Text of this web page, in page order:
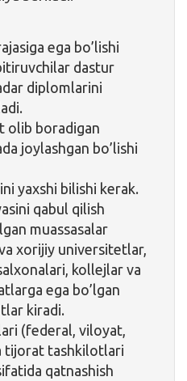
ega bo’lishi
dastur
diplomlarini
olib boradigan
joylashgan bo’lishi
yaxshi bilishi kerak.
qabul qilish
muassasalar
xorijiy universitetlar,
kollejlar va
ega bo’lgan
kiradi.
(federal, viloyat,
tijorat tashkilotlari
qatnashish